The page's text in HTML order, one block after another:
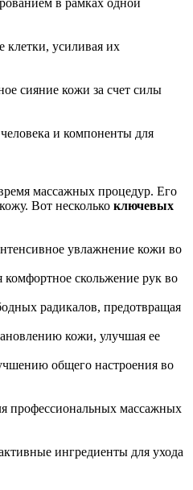
в рамках одной
клетки, усиливая их
сияние кожи за счет силы
и компоненты для
массажных процедур. Его
Вот несколько ключевых
увлажнение кожи во
комфортное скольжение рук во
радикалов, предотвращая
кожи, улучшая ее
общего настроения во
профессиональных массажных
ингредиенты для ухода